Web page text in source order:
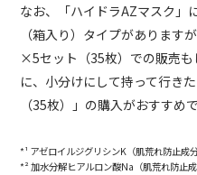
なお、「ハイドラAZマスク」
（箱入り）タイプがあります
×5セット（35枚）での販売
に、小分けにして持って行き
（35枚）」の購入がおすすめで
*¹ アゼロイルジグリシンK（肌荒れ防止成分
*² 加水分解ヒアルロン酸Na（肌荒れ防止成